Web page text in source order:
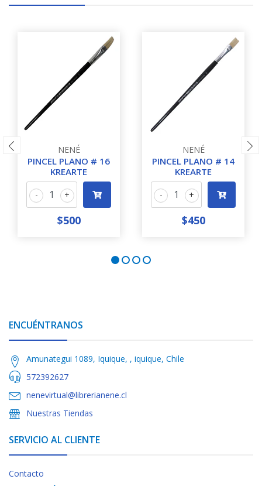
NENÉ
PINCEL PLANO # 16
KREARTE
+
-
$500
NENÉ
PINCEL PLANO # 14
KREARTE
+
-
$450
ENCUÉNTRANOS
Amunategui 1089, Iquique, , iquique, Chile
572392627
nenevirtual@librerianene.cl
Nuestras Tiendas
SERVICIO AL CLIENTE
Contacto